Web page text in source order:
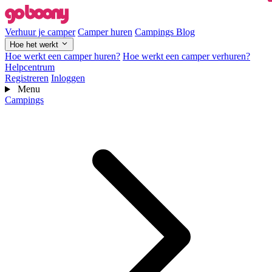
Verhuur je camper Camper huren Campings Blog
Hoe het werkt
Hoe werkt een camper huren? Hoe werkt een camper verhuren?
Helpcentrum
Registreren Inloggen
Menu
Campings